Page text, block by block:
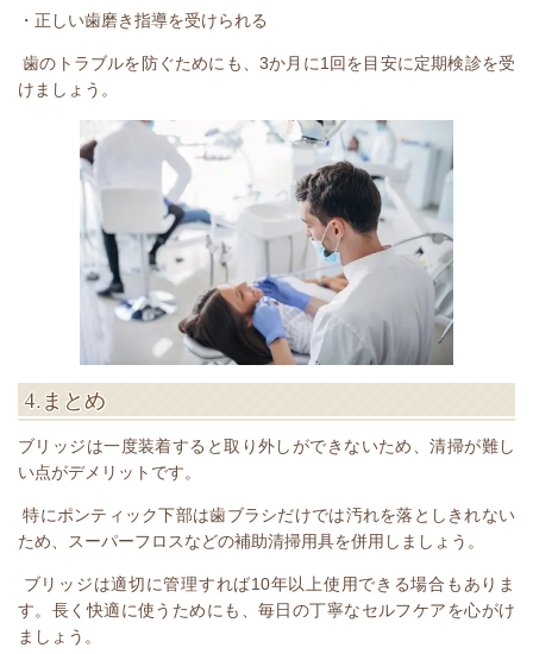
・正しい歯磨き指導を受けられる
歯のトラブルを防ぐためにも、3か月に1 回を目安に定期検診を受
けましょう。
4.まとめ
ブリッジは一度装着すると取り外しができないため、清掃が難し
い点がデメリットです。
特にポンティック下部は歯ブラシだけでは汚れを落としきれない
ため、スーパーフロスなどの補助清掃用具を併用しましょう。
ブリッジは適切に管理すれば10年以上使用できる場合もありま
す。長く快適に使うためにも、毎日の丁寧なセルフケアを心がけ
ましょう。